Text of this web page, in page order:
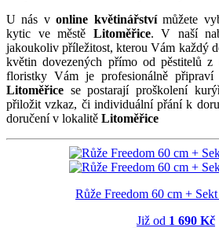
U nás vonline květinářstvímůžete
kytic ve městě Litoměřice. V naší
jakoukoliv příležitost, kterou Vám každý
květin dovezených přímo od pěstitelů z
floristky Vám je profesionálně
Litoměřice se postarají proškolení
přiložit vzkaz, či individuální přání k
doručení v lokalitě Litoměřice
Růže Freedom 60 cm +
Již od 1 690 Kč